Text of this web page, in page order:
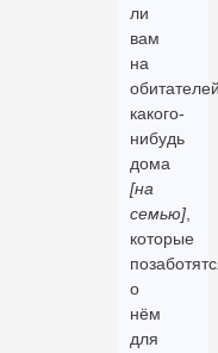
ли
вам
на
какого-
нибудь
дома
[на
семью],
которые
о
нём
для